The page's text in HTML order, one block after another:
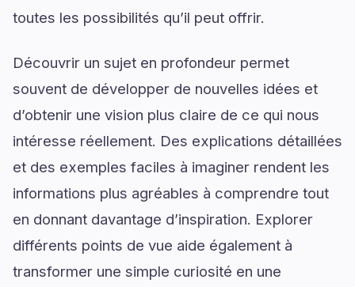
toutes les possibilités qu’il peut offrir.
Découvrir un sujet en profondeur permet
souvent de développer de nouvelles idées et
d’obtenir une vision plus claire de ce qui nous
intéresse réellement. Des explications détaillées
et des exemples faciles à imaginer rendent les
informations plus agréables à comprendre tout
en donnant davantage d’inspiration. Explorer
différents points de vue aide également à
transformer une simple curiosité en une